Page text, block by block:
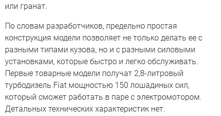
или гранат.
По словам разработчиков, предельно простая
конструкция модели позволяет не только делать ее с
разными типами кузова, но и с разными силовыми
установками, которые быстро и легко обслуживать.
Первые товарные модели получат 2,8-литровый
турбодизель Fiat мощностью 150 лошадиных сил,
который сможет работать в паре с электромотором.
Детальных технических характеристик нет.